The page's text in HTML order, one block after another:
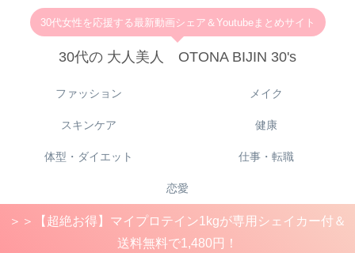
30代女性を応援する最新動画シェア＆Youtubeまとめサイト
30代の 大人美人 OTONA BIJIN 30's
ファッション メイク
スキンケア 健康
体型・ダイエット 仕事・転職
恋愛
＞＞【超絶お得】マイプロテイン1kgが専用シェイカー付＆
送料無料で1,480円！